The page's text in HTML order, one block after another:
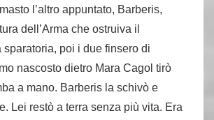
l’altro appuntato, Barberis,
dell’Arma che ostruiva il
sparatoria, poi i due finsero di
nascosto dietro Mara Cagol tirò
a mano. Barberis la schivò e
Lei restò a terra senza più vita. Era